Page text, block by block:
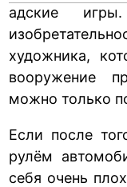
адские
художника,
вооружение
можно только
Если после
рулём
себя очень